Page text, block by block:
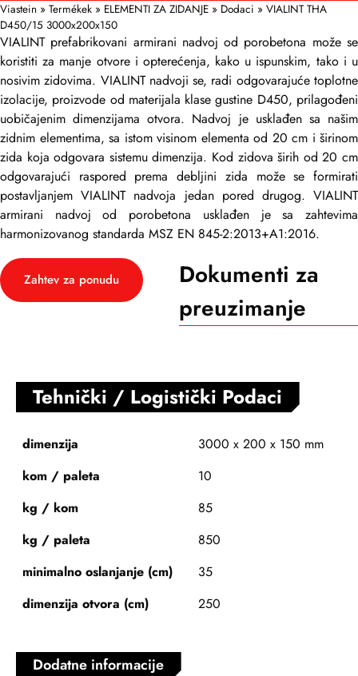
Viastein » Termékek » ELEMENTI ZA ZIDANJE » Dodaci » VIALINT THA
D450/15 3000x200x150
VIALINT prefabrikovani armirani nadvoj od porobetona može se
koristiti za manje otvore i opterećenja, kako u ispunskim, tako i u
nosivim zidovima. VIALINT nadvoji se, radi odgovarajuće toplotne
izolacije, proizvode od materijala klase gustine D450, prilagođeni
uobičajenim dimenzijama otvora. Nadvoj je usklađen sa našim
zidnim elementima, sa istom visinom elementa od 20 cm i širinom
zida koja odgovara sistemu dimenzija. Kod zidova širih od 20 cm
odgovarajući raspored prema debljini zida može se formirati
postavljanjem VIALINT nadvoja jedan pored drugog. VIALINT
armirani nadvoj od porobetona usklađen je sa zahtevima
harmonizovanog standarda MSZ EN 845-2:2013+A1:2016.
Zahtev za ponudu
Dokumenti za
preuzimanje
Tehnički / Logistički Podaci
dimenzija
3000 x 200 x 150 mm
kom / paleta
10
kg / kom
85
kg / paleta
850
minimalno oslanjanje (cm)
35
dimenzija otvora (cm)
250
Dodatne informacije